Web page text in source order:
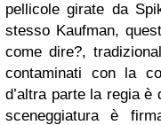
pellicole girate da
stesso Kaufman,
come dire?,
contaminati con la
d’altra parte la regia è
sceneggiatura è